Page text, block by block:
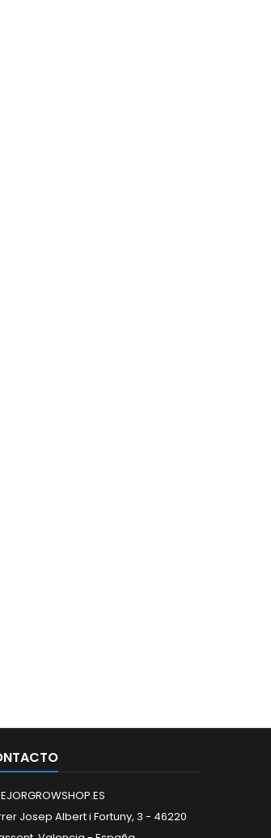
Josep Albert i Fortuny, 3 - 46220